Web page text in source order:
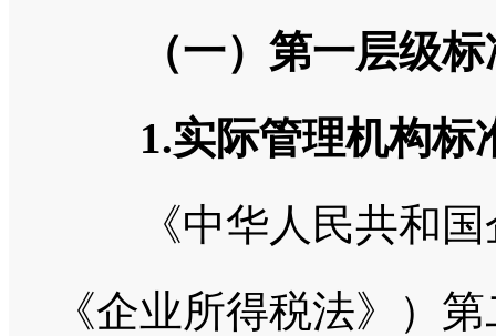
（一）第一层级
1.实际管理机构标
《中华人民共和国
《企业所得税法》）